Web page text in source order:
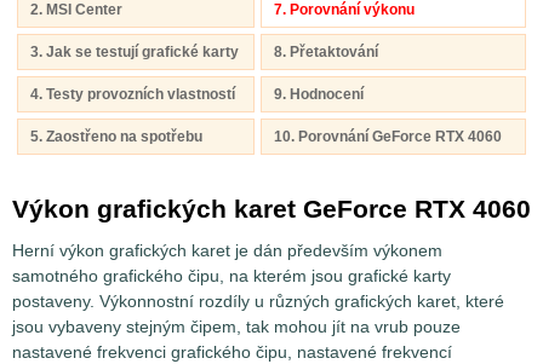
2. MSI Center 7. Porovnání výkonu
3. Jak se testují grafické karty 8. Přetaktování
4. Testy provozních vlastností 9. Hodnocení
5. Zaostřeno na spotřebu 10. Porovnání GeForce RTX 4060
Výkon grafických karet GeForce RTX 4060
Herní výkon grafických karet je dán především výkonem
samotného grafického čipu, na kterém jsou grafické karty
postaveny. Výkonnostní rozdíly u různých grafických karet, které
jsou vybaveny stejným čipem, tak mohou jít na vrub pouze
nastavené frekvenci grafického čipu, nastavené frekvencí